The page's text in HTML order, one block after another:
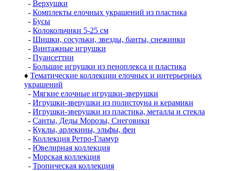
- Верхушки
- Комплекты елочных украшений из пластика
- Бусы
- Колокольчики 5-25 см
- Шишки, сосульки, звезды, банты, снежинки
- Винтажные игрушки
- Пуансеттии
- Большие игрушки из пеноплекса и пластика
♦ Тематические коллекции елочных и интерьерных
украшений
- Мягкие елочные игрушки-зверушки
- Игрушки-зверушки из полистоуна и керамики
- Игрушки-зверушки из пластика, металла и стекла
- Санты, Деды Морозы, Снеговики
- Куклы, арлекины, эльфы, феи
- Коллекция Ретро-Гламур
- Ювелирная коллекция
- Морская коллекция
- Тропическая коллекция